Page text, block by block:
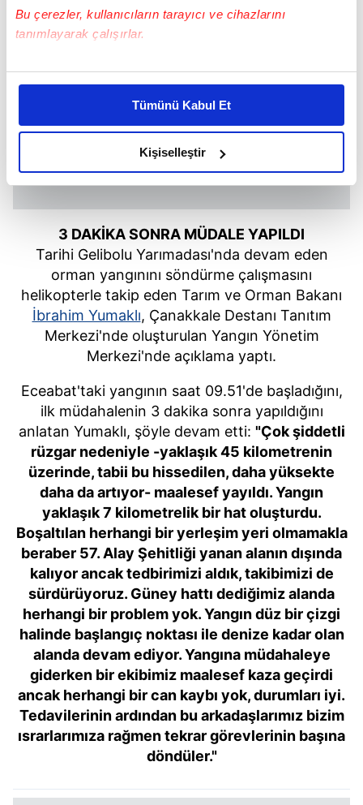
Bu çerezler, kullanıcıların tarayıcı ve cihazlarını
tanımlayarak çalışırlar.
Bu çerezlere izin vermeniz halinde sizlere özel
daha iyi reklam deneyimi yaşatabiliriz. Bunu yaparken
amacımızın size daha iyi bir reklam deneyimi sunmak
olduğunu ve sizlere en iyi içerikleri sunabilmek adına
elimizden gelen çabayı gösterdiğimizi ve bu noktada,
reklamların maliyetlerimizi karşılamak noktasında tek gelir
kalemimiz olduğunu sizlere hatırlatmak isteriz.
Her halükârda, kullanıcılar, bu çerezlere izin vermedikleri
takdirde, kullanıcılara hedefli reklamlar
gösterilmeyecektir."
Sizlere daha iyi bir hizmet sunabilmek için İnternet
Sitemizde kendimize ve üçüncü kişilere ait çerezler
kullanılmaktadır. Bu çerezler vasıtasıyla çeşitli kişisel
verileriniz işlenmekte olup gerekli olan çerezler bilgi
toplumu hizmetlerinin sunulması amacıyla
kullanılmaktadır. Diğer çerezler, sitemizin daha işlevsel
kılınması ve kişiselleştirilmesi ve sizlere yönelik
reklam/pazarlama faaliyetlerinin yapılması, amaçlarıyla
sınırlı olarak açık rızanız dahilinde kullanılacaktır.
Çerezlere ilişkin tercihlerinizi aşağıda yer alan panel
vasıtasıyla belirleyebilirsiniz. Çerezlere ilişkin detaylı bilgi
için Ayarlar butonuna tıklayabilir,Çerez Bilgilendirme
Metnimiziziyaret edebilirsiniz.
6698 sayılı Kişisel Verilerin Korunması Kanunu uyarınca
hazırlanmış Aydınlatma Metnimizi okumak ve sitemizde
ilgili mevzuata uygun olarak kullanılan çerezlerle ilgili bilgi
almak için lütfentıklayınız.
Tümünü Kabul Et
Kişiselleştir
3 DAKİKA SONRA MÜDALE YAPILDI
Tarihi Gelibolu Yarımadası'nda devam eden
orman yangınını söndürme çalışmasını
helikopterle takip eden Tarım ve Orman Bakanı
İbrahim Yumaklı, Çanakkale Destanı Tanıtım
Merkezi'nde oluşturulan Yangın Yönetim
Merkezi'nde açıklama yaptı.
Eceabat'taki yangının saat 09.51'de başladığını,
ilk müdahalenin 3 dakika sonra yapıldığını
anlatan Yumaklı, şöyle devam etti: "Çok şiddetli
rüzgar nedeniyle -yaklaşık 45 kilometrenin
üzerinde, tabii bu hissedilen, daha yüksekte
daha da artıyor- maalesef yayıldı. Yangın
yaklaşık 7 kilometrelik bir hat oluşturdu.
Boşaltılan herhangi bir yerleşim yeri olmamakla
beraber 57. Alay Şehitliği yanan alanın dışında
kalıyor ancak tedbirimizi aldık, takibimizi de
sürdürüyoruz. Güney hattı dediğimiz alanda
herhangi bir problem yok. Yangın düz bir çizgi
halinde başlangıç noktası ile denize kadar olan
alanda devam ediyor. Yangına müdahaleye
giderken bir ekibimiz maalesef kaza geçirdi
ancak herhangi bir can kaybı yok, durumları iyi.
Tedavilerinin ardından bu arkadaşlarımız bizim
ısrarlarımıza rağmen tekrar görevlerinin başına
döndüler."